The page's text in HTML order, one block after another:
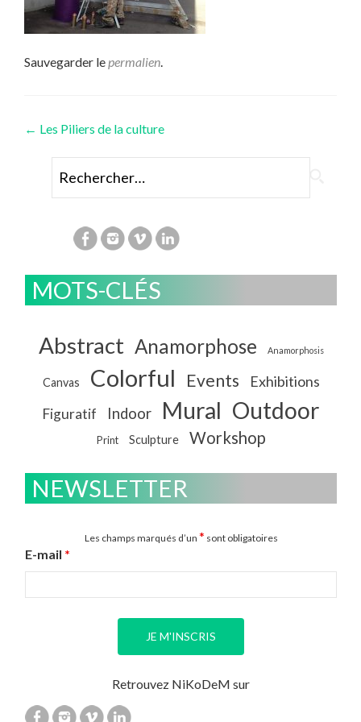
Sauvegarder lepermalien.
Navigation
des
articles
← Les Piliers de la culture
MOTS-CLÉS
Abstract Anamorphose Anamorphosis
Canvas Colorful Events Exhibitions
Figuratif Indoor Mural Outdoor
Print Sculpture Workshop
NEWSLETTER
Les champs marqués d’un * sont obligatoires
E-mail *
Retrouvez NiKoDeM sur